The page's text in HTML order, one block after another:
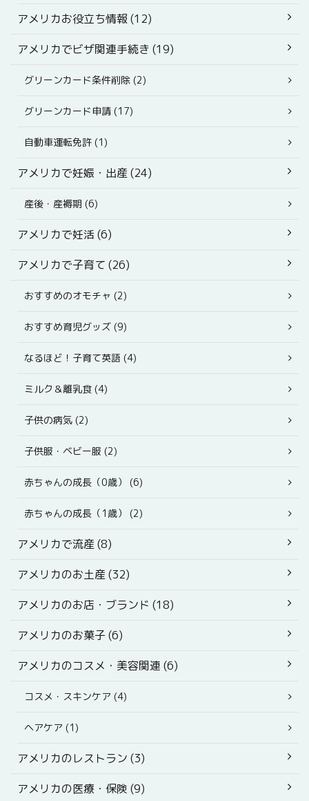
アメリカお役立ち情報 (12)
アメリカでビザ関連手続き (19)
グリーンカード条件削除 (2)
グリーンカード申請 (17)
自動車運転免許 (1)
アメリカで妊娠・出産 (24)
産後・産褥期 (6)
アメリカで妊活 (6)
アメリカで子育て (26)
おすすめのオモチャ (2)
おすすめ育児グッズ (9)
なるほど！子育て英語 (4)
ミルク＆離乳食 (4)
子供の病気 (2)
子供服・ベビー服 (2)
赤ちゃんの成長（0歳） (6)
赤ちゃんの成長（1歳） (2)
アメリカで流産 (8)
アメリカのお土産 (32)
アメリカのお店・ブランド (18)
アメリカのお菓子 (6)
アメリカのコスメ・美容関連 (6)
コスメ・スキンケア (4)
ヘアケア (1)
アメリカのレストラン (3)
アメリカの医療・保険 (9)